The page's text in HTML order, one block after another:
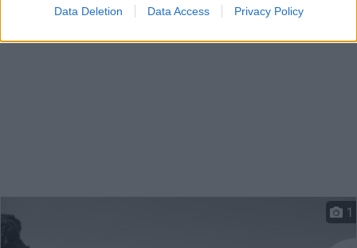
Data Deletion Data Access Privacy Policy
1